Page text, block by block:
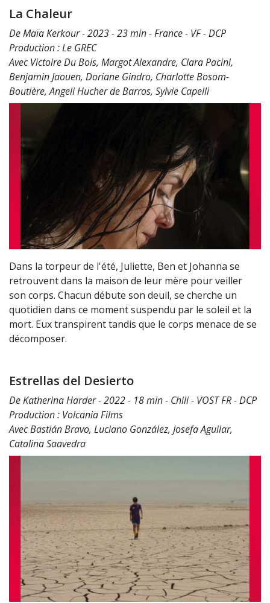
La Chaleur
De Maïa Kerkour - 2023 - 23 min - France - VF - DCP
Production : Le GREC
Avec Victoire Du Bois, Margot Alexandre, Clara Pacini,
Benjamin Jaouen, Doriane Gindro, Charlotte Bosom-
Boutière, Angeli Hucher de Barros, Sylvie Capelli
Dans la torpeur de l'été, Juliette, Ben et Johanna se
retrouvent dans la maison de leur mère pour veiller
son corps. Chacun débute son deuil, se cherche un
quotidien dans ce moment suspendu par le soleil et la
mort. Eux transpirent tandis que le corps menace de se
décomposer.
Estrellas del Desierto
De Katherina Harder - 2022 - 18 min - Chili - VOST FR - DCP
Production : Volcania Films
Avec Bastián Bravo, Luciano González, Josefa Aguilar,
Catalina Saavedra